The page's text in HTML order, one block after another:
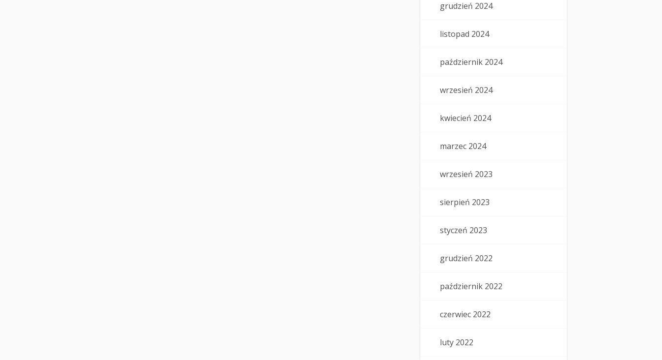
grudzień 2024
listopad 2024
październik 2024
wrzesień 2024
kwiecień 2024
marzec 2024
wrzesień 2023
sierpień 2023
styczeń 2023
grudzień 2022
październik 2022
czerwiec 2022
luty 2022